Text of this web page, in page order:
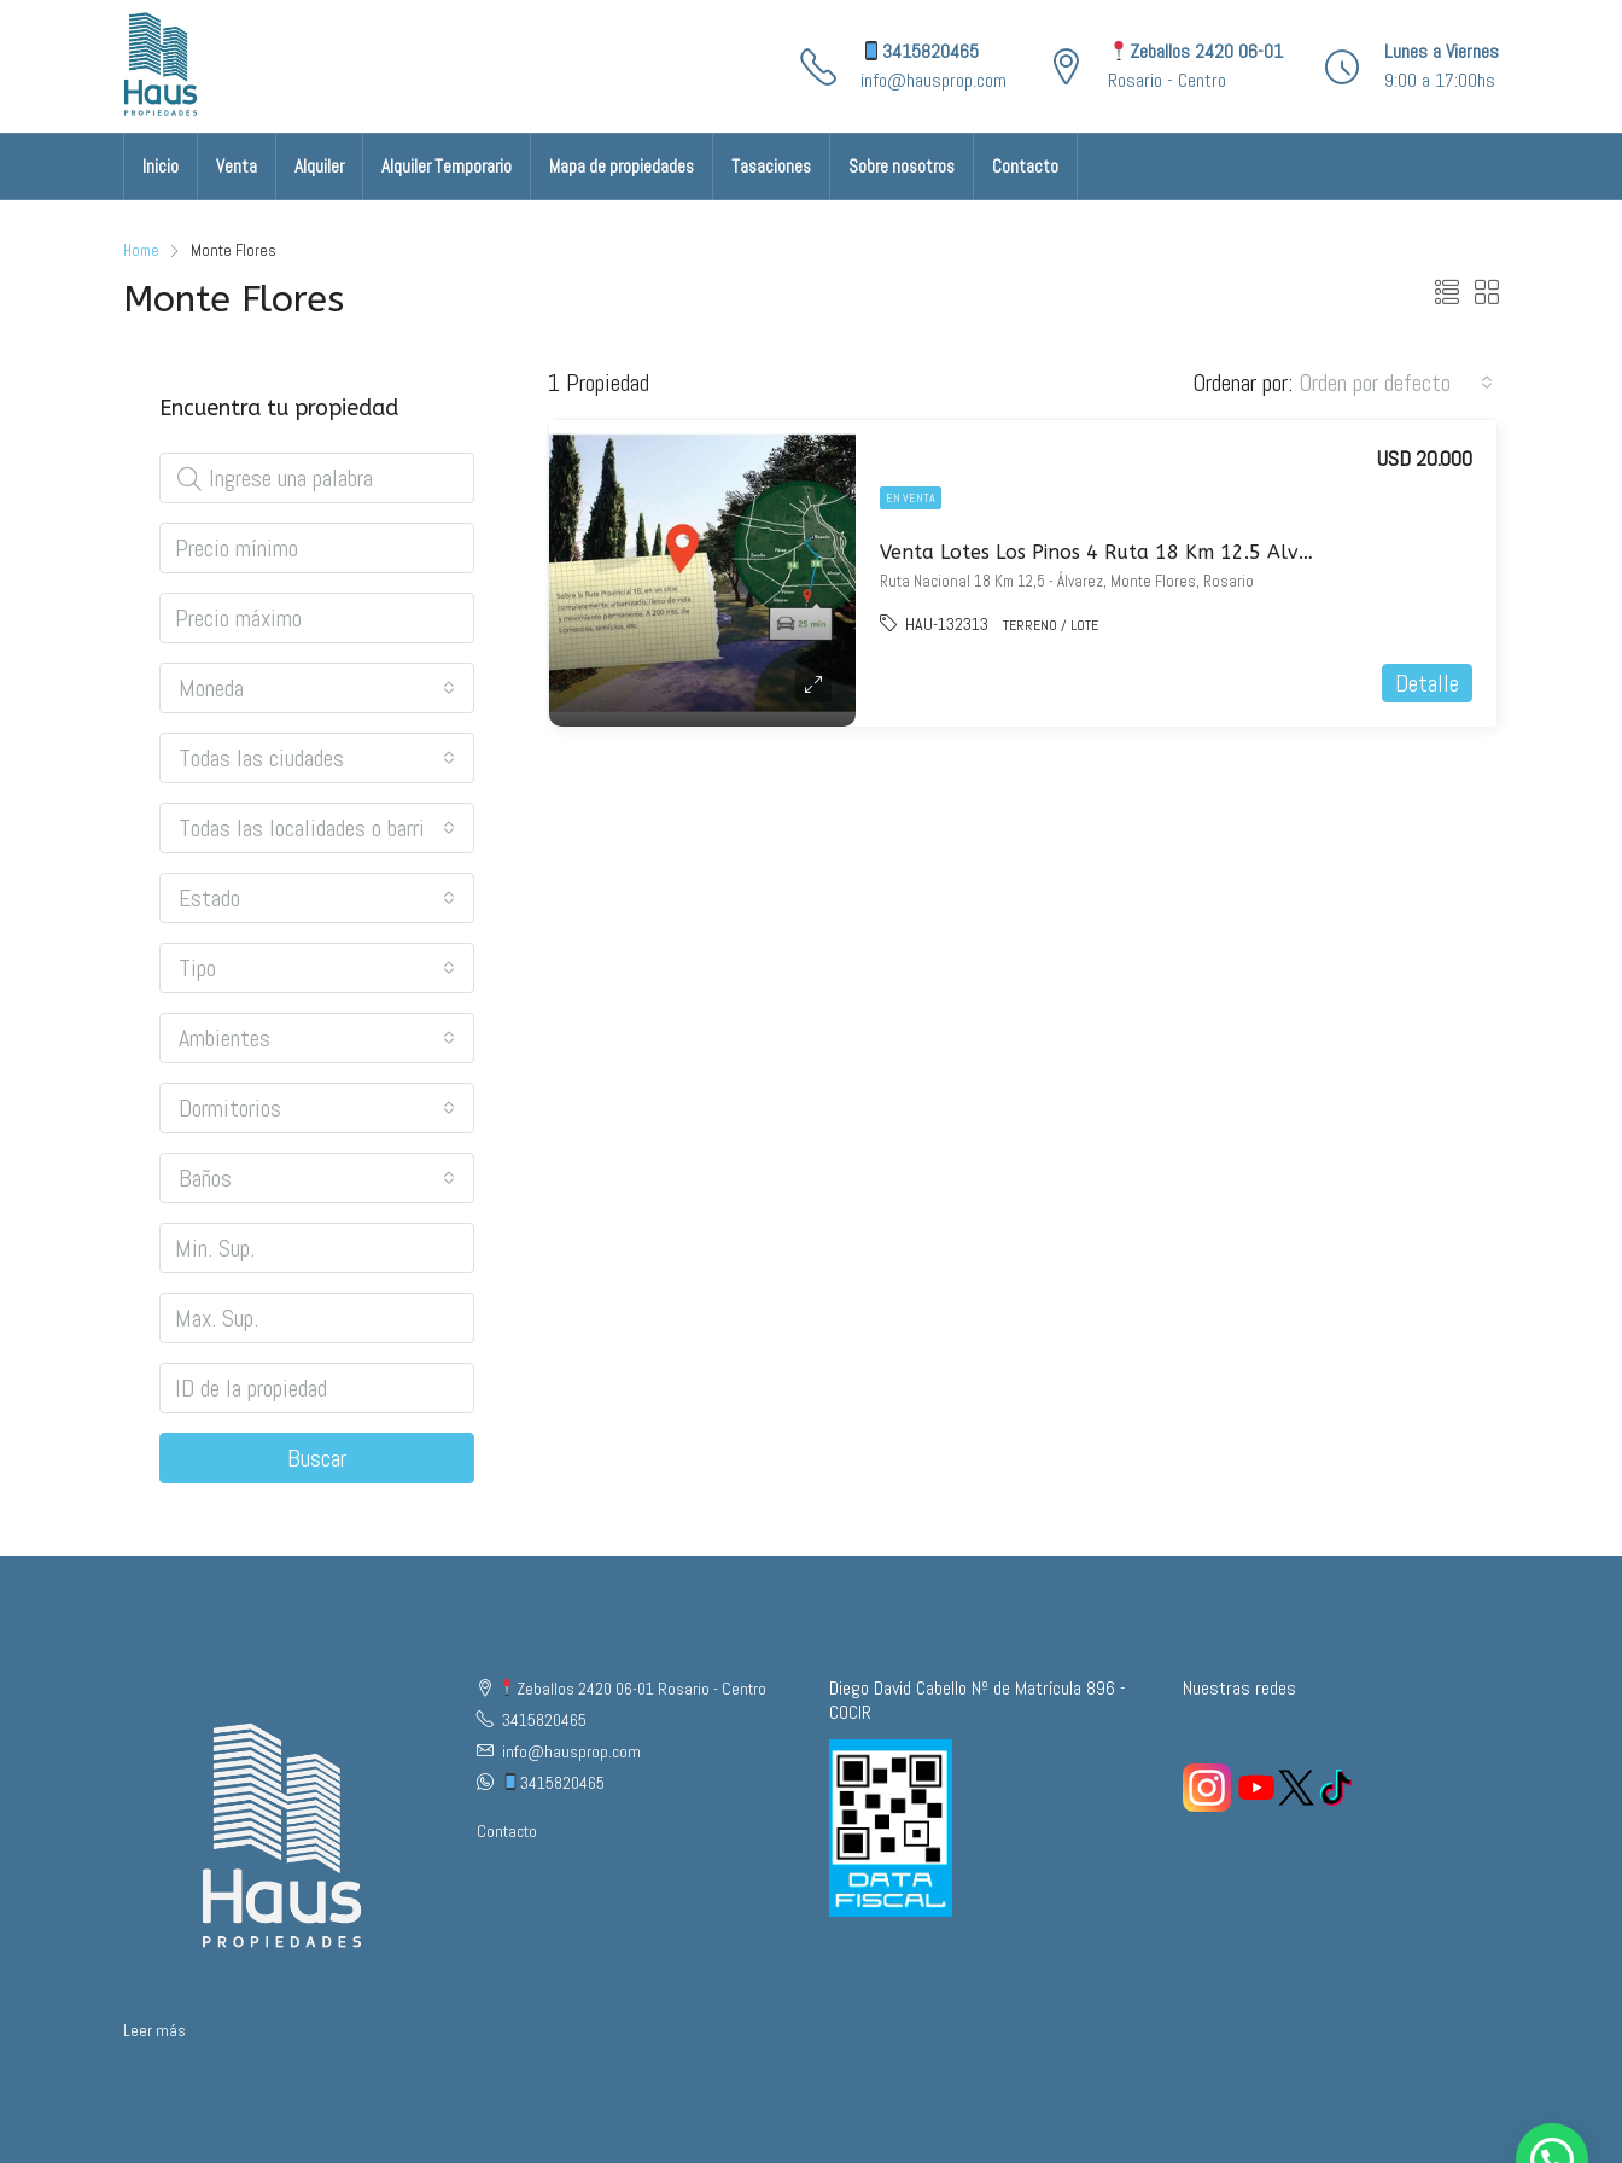
3415820465
info@hausprop.com
Zeballos 2420 06-01
Rosario - Centro
Lunes a Viernes
9:00 a 17:00hs
Inicio Venta Alquiler Alquiler Temporario Mapa de propiedades Tasaciones Sobre nosotros Contacto
Home Monte Flores
Monte Flores
1 Propiedad Ordenar por: Orden por defecto
EN VENTA
Venta Lotes Los Pinos 4 Ruta 18 Km 12.5 Alvarez
USD 20.000
Ruta Nacional 18 Km 12,5 - Álvarez, Monte Flores, Rosario
HAU-132313 TERRENO / LOTE
Detalle
Encuentra tu propiedad
Moneda
Todas las ciudades
Todas las localidades o barrios
Estado
Tipo
Ambientes
Dormitorios
Baños
Buscar
Leer más
Zeballos 2420 06-01 Rosario - Centro
3415820465
info@hausprop.com
3415820465
Contacto
Diego David Cabello Nº de Matrícula 896 -
COCIR
Nuestras redes